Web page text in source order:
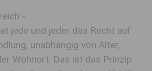
-
jede und jeder das Recht auf
unabhängig von Alter,
Wohnort. Das ist das Prinzip